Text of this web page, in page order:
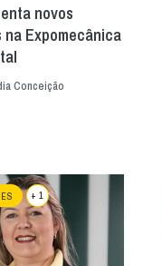
novos
Expomecânica
Conceição
+ 1